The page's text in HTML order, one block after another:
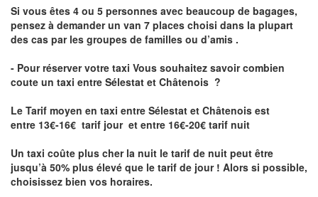
Si vous êtes 4 ou 5 personnes avec beaucoup de bagages,
pensez à demander un van 7 places choisi dans la plupart
des cas par les groupes de familles ou d’amis .
- Pour réserver votre taxi Vous souhaitez savoircombien
coute un taxi entre Sélestat et Châtenois ?
Le Tarif moyen en taxi entre Sélestat et Châtenois est
entre 13€-16€ tarif jour et entre 16€-20€ tarif nuit
Un taxi coûte plus cher la nuit le tarif de nuit peut être
jusqu’à 50% plus élevé que le tarif de jour ! Alors si possible,
choisissez bien vos horaires.